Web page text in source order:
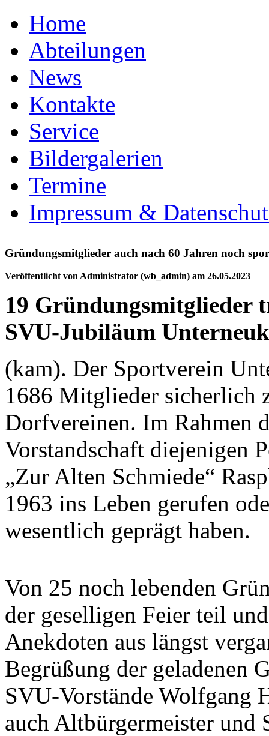
Home
Abteilungen
News
Kontakte
Service
Bildergalerien
Termine
Impressum &
Gründungsmitglieder auch nach 60 Jahren noch
Veröffentlicht von Administrator (wb_admin) am 26.05.2023
19 Gründungsmitglieder
SVU-Jubiläum
(kam). Der Sportverein
1686 Mitglieder sicherlich
Dorfvereinen. Im Rahmen
Vorstandschaft diejenigen
„Zur Alten Schmiede“
1963 ins Leben gerufen
wesentlich geprägt haben.
Von 25 noch lebenden
der geselligen Feier teil
Anekdoten aus längst
Begrüßung der geladenen
SVU-Vorstände Wolfgang
auch Altbürgermeister